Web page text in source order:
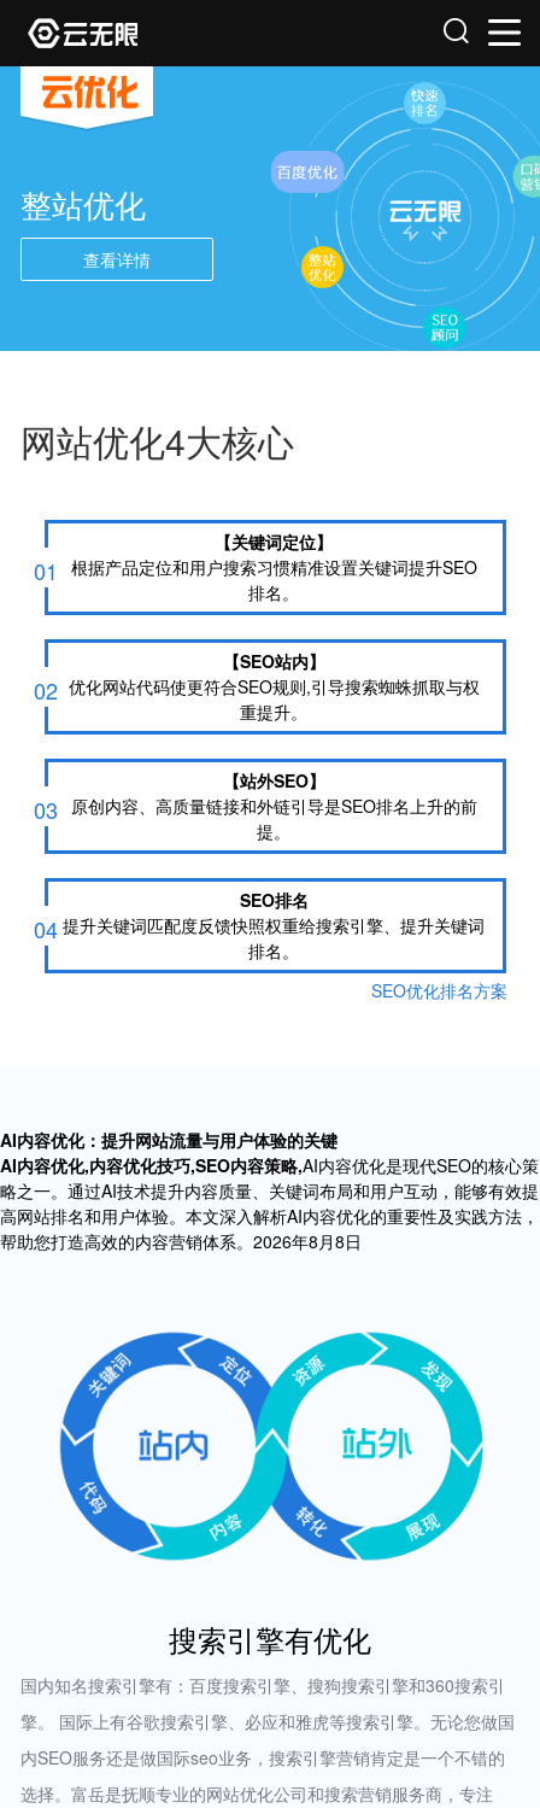
整站优化
查看详情
网站优化4大核心
01
【关键词定位】
根据产品定位和用户搜索习惯精准设置关键词提升SEO
排名。
02
【SEO站内】
优化网站代码使更符合SEO规则,引导搜索蜘蛛抓取与权
重提升。
03
【站外SEO】
原创内容、高质量链接和外链引导是SEO排名上升的前
提。
04
SEO排名
提升关键词匹配度反馈快照权重给搜索引擎、提升关键词
排名。
SEO优化排名方案
AI内容优化：提升网站流量与用户体验的关键
AI内容优化,内容优化技巧,SEO内容策略,AI内容优化是现代SEO的核心策
略之一。通过AI技术提升内容质量、关键词布局和用户互动，能够有效提
高网站排名和用户体验。本文深入解析AI内容优化的重要性及实践方法，
帮助您打造高效的内容营销体系。2026年8月8日
搜索引擎有优化
国内知名搜索引擎有：百度搜索引擎、搜狗搜索引擎和360搜索引
擎。 国际上有谷歌搜索引擎、必应和雅虎等搜索引擎。无论您做国
内SEO服务还是做国际seo业务，搜索引擎营销肯定是一个不错的
选择。富岳是抚顺专业的网站优化公司和搜索营销服务商，专注